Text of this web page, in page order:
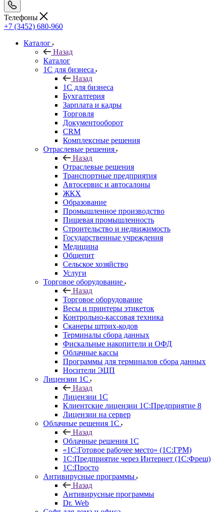
Телефоны
+7 (3452) 680-960
Каталог
Назад
Каталог
1С для бизнеса
Назад
1С для бизнеса
Бухгалтерия
Зарплата и кадры
Торговля
Документооборот
CRM
Комплексные решения
Отраслевые решения
Назад
Отраслевые решения
Транспортные предприятия
Автосервис и автосалоны
ЖКХ
Образование
Промышленное производство
Пищевая промышленность
Строительство и недвижимость
Государственные учреждения
Медицина
Общепит
Сельское хозяйство
Услуги
Торговое оборудование
Назад
Торговое оборудование
Весы и принтеры этикеток
Контрольно-кассовая техника
Сканеры штрих-кодов
Терминалы сбора данных
Фискальные накопители и ОФД
Облачные кассы
Программы для терминалов сбора данных
Носители ЭЦП
Лицензии 1С
Назад
Лицензии 1С
Клиентские лицензии 1С:Предприятие 8
Лицензии на сервер
Облачные решения 1С
Назад
Облачные решения 1С
«1C:Готовое рабочее место» (1С:ГРМ)
1С:Предприятие через Интернет (1С:Фреш)
1С:Просто
Антивирусные программы
Назад
Антивирусные программы
Dr. Web